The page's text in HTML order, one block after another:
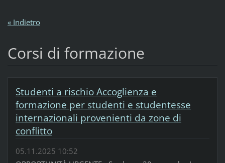
« Indietro
Corsi di formazione
Studenti a rischio Accoglienza e
formazione per studenti e studentesse
internazionali provenienti da zone di
conflitto
05.11.2025 10:52